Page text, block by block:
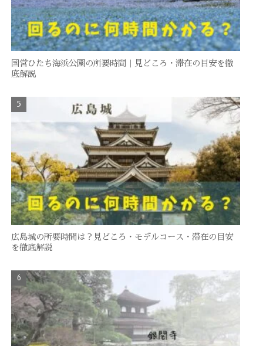
国営ひたち海浜公園の所要時間｜見どころ・滞在の目安を徹
底解説
広島城の所要時間は？見どころ・モデルコース・滞在の目安
を徹底解説